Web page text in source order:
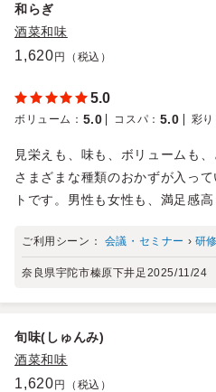
和らぎ
酒菜和味
1,620円（税込）
5.0
ボリューム ： 5.0 コスパ ： 5.0 彩り
見栄えも、味も、ボリュームも
さまざまな種類のおかずが入っ
トです。男性も女性も、満足感
ご利用シーン： 会議・セミナー › 研修
奈良県宇陀市榛原下井足 2025/11/24
旬味(しゅんみ)
酒菜和味
1,620円（税込）